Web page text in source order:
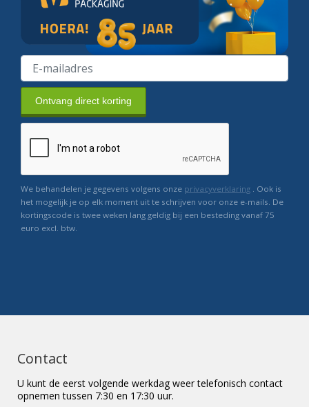
Ontvang direct korting
We behandelen je gegevens volgens onze privacyverklaring . Ook is
het mogelijk je op elk moment uit te schrijven voor onze e-mails. De
kortingscode is twee weken lang geldig bij een besteding vanaf 75
euro excl. btw.
Contact
U kunt de eerst volgende werkdag weer telefonisch contact
opnemen tussen 7:30 en 17:30 uur.